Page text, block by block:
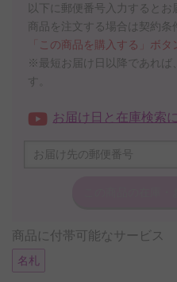
以下に郵便番号入力するとお
商品を注文する場合は契約条
「この商品を購入する」ボタ
※最短お届け日以降であれば
す。
お届け日と在庫検索
商品に付帯可能なサービス
名札